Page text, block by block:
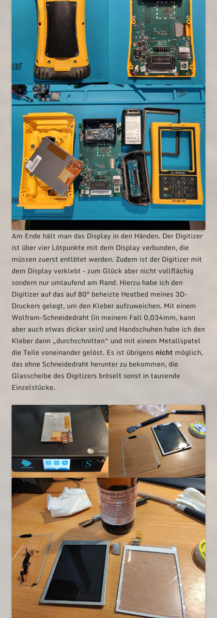
Am Ende hält man das Display in den Händen. Der Digitizer
ist über vier Lötpunkte mit dem Display verbunden, die
müssen zuerst entlötet werden. Zudem ist der Digitizer mit
dem Display verklebt – zum Glück aber nicht vollflächig
sondern nur umlaufend am Rand. Hierzu habe ich den
Digitizer auf das auf 80° beheizte Heatbed meines 3D-
Druckers gelegt, um den Kleber aufzuweichen. Mit einem
Wolfram-Schneidedraht (in meinem Fall 0,034mm, kann
aber auch etwas dicker sein) und Handschuhen habe ich den
Kleber dann „durchschnitten“ und mit einem Metallspatel
die Teile voneinander gelöst. Es ist übrigens nicht möglich,
das ohne Schneidedraht herunter zu bekommen, die
Glasscheibe des Digitizers bröselt sonst in tausende
Einzelstücke.